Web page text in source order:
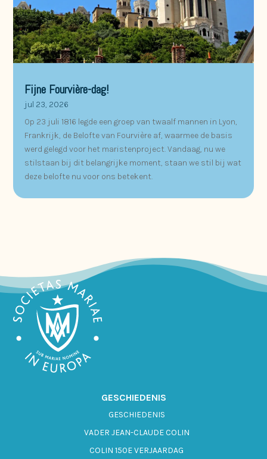
Fijne Fourvière-dag!
jul 23, 2026
Op 23 juli 1816 legde een groep van twaalf mannen in Lyon,
Frankrijk, de Belofte van Fourvière af, waarmee de basis
werd gelegd voor het maristenproject. Vandaag, nu we
stilstaan bij dit belangrijke moment, staan we stil bij wat
deze belofte nu voor ons betekent.
GESCHIEDENIS
GESCHIEDENIS
VADER JEAN-CLAUDE COLIN
COLIN 150E VERJAARDAG